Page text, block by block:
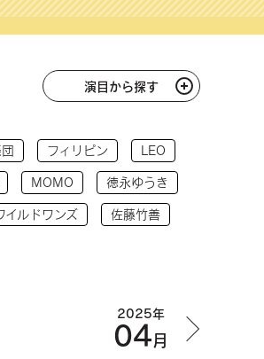
演目から探す
フィリピン LEO
MOMO 徳永ゆうき
イルドワンズ 佐藤竹善
2025年
04月